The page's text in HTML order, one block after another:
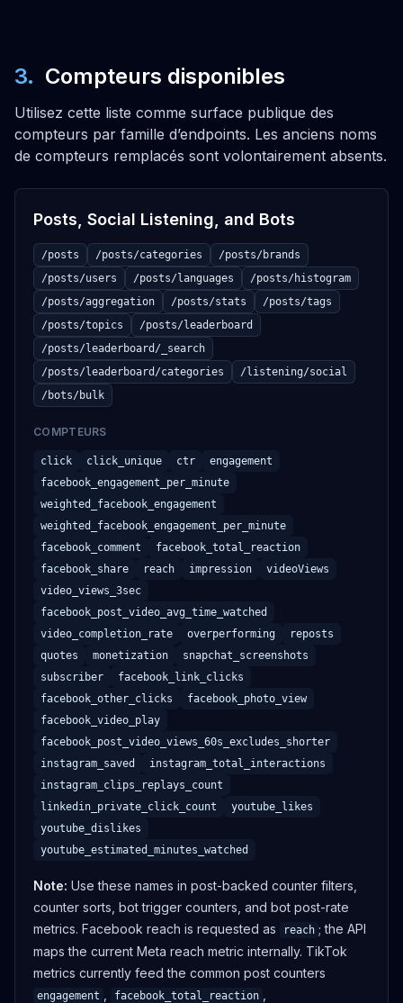
/themes/:themeId
OUVRIR
POST
Create a theme
/themes
OUVRIR
PUT
Update a theme
/themes/:themeId
Delete a theme
/themes/:themeId
GET
Get theme roles
OUVRIR
GET
Get social listening
/listening/social
GET
Get organic listening
/listening/organic
OUVRIR
GET
Get organic content
3. Compteurs disponibles
Utilisez cette liste comme surface publique des
compteurs par famille d’endpoints. Les anciens noms
de compteurs remplacés sont volontairement absents.
Posts, Social Listening, and Bots
/posts /posts/categories
/posts/brands
/posts/users
/posts/languages
/posts/histogram
/posts/aggregation
/posts/stats
/posts/tags
/posts/topics
/posts/leaderboard
/posts/leaderboard/_search
/posts/leaderboard/categories
/listening/social
/bots/bulk
COMPTEURS
click click_unique ctr
engagement
facebook_engagement_per_minute
weighted_facebook_engagement
weighted_facebook_engagement_per_minute
facebook_comment
facebook_total_reaction
facebook_share
reach impression
videoViews
video_views_3sec
facebook_post_video_avg_time_watched
video_completion_rate
overperforming
reposts
quotes
monetization
snapchat_screenshots
subscriber
facebook_link_clicks
facebook_other_clicks
facebook_photo_view
facebook_video_play
facebook_post_video_views_60s_excludes_shorter
instagram_saved
instagram_total_interactions
instagram_clips_replays_count
linkedin_private_click_count
youtube_likes
youtube_dislikes
youtube_estimated_minutes_watched
Note: Use these names in post-backed counter filters,
counter sorts, bot trigger counters, and bot post-rate
metrics. Facebook reach is requested as
reach ; the API
maps the current Meta reach metric internally. TikTok
metrics currently feed the common post counters
engagement facebook_total_reaction